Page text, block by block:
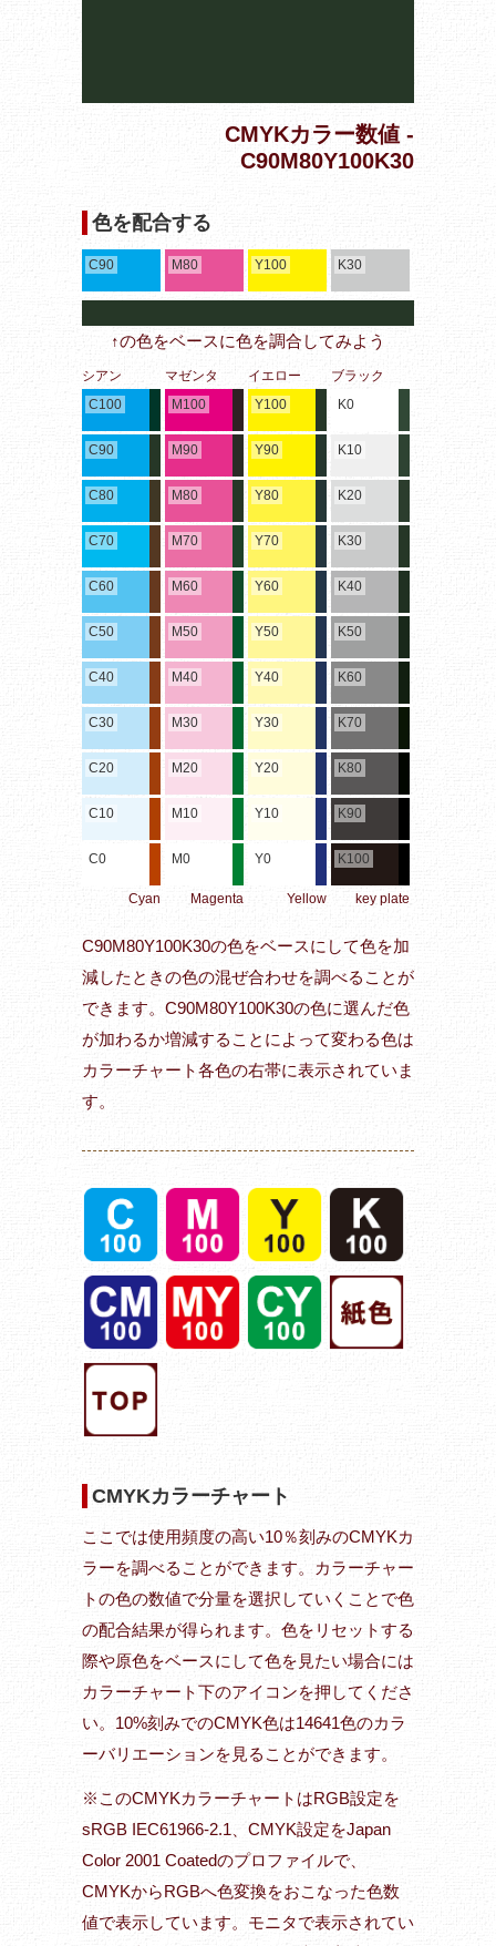
CMYKカラー数値 -
C90M80Y100K30
色を配合する
C90 M80 Y100 K30
↑の色をベースに色を調合してみよう
シアン
C100
C90
C80
C70
C60
C50
C40
C30
C20
C10
C0
Cyan
マゼンタ
M100
M90
M80
M70
M60
M50
M40
M30
M20
M10
M0
Magenta
イエロー
Y100
Y90
Y80
Y70
Y60
Y50
Y40
Y30
Y20
Y10
Y0
Yellow
ブラック
K0
K10
K20
K30
K40
K50
K60
K70
K80
K90
K100
key plate
C90M80Y100K30の色をベースにして色を加
減したときの色の混ぜ合わせを調べることが
できます。C90M80Y100K30の色に選んだ色
が加わるか増減することによって変わる色は
カラーチャート各色の右帯に表示されていま
す。
CMYKカラーチャート
ここでは使用頻度の高い10％刻みのCMYKカ
ラーを調べることができます。カラーチャー
トの色の数値で分量を選択していくことで色
の配合結果が得られます。色をリセットする
際や原色をベースにして色を見たい場合には
カラーチャート下のアイコンを押してくださ
い。10%刻みでのCMYK色は14641色のカラ
ーバリエーションを見ることができます。
※このCMYKカラーチャートはRGB設定を
sRGB IEC61966-2.1、CMYK設定をJapan
Color 2001 Coatedのプロファイルで、
CMYKからRGBへ色変換をおこなった色数
値で表示しています。モニタで表示されてい